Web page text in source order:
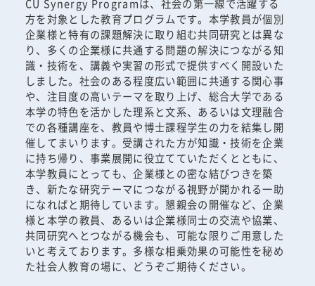
CU Synergy Programは、社会の第一線で活躍する
方を対象とした教育プログラムです。本学教員が個別
企業様と特有の課題解決に取り組む共同研究とは異な
り、多くの企業様に共通する問題の解決につながる知
識・技術を、講義や実習の形式で提供すべく開設いた
しました。社会のある程度広い範囲に共通する関心事
や、注目度の高いテーマを取り上げ、総合大学である
本学の特色を活かした理系と文系、あるいは文理融合
での各種講座を、教員や博士課程学生の力を結集し開
催してまいります。受講された方が知識・技術を企業
に持ち帰り、事業展開に役立てていただくとともに、
本学教員にとっても、企業様との密な結びつきを築
き、新たな研究テーマにつながる視野が開かれる一助
になればと期待しています。懇親会の開催など、企業
様と本学の教員、あるいは企業様同士の交流や協業、
共同研究へとつながる機会も、可能な限りご用意した
いと考えております。多様な相乗効果の可能性を秘め
た社会人教育の場に、どうぞご期待ください。